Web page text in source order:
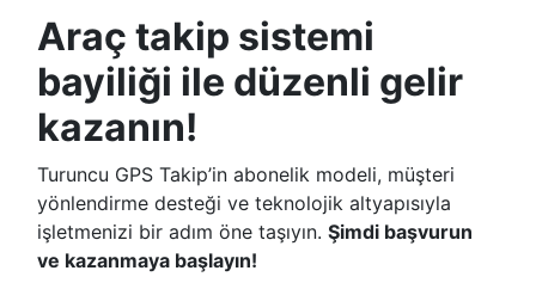
Araç takip sistemi
bayiliği ile düzenli gelir
kazanın!
Turuncu GPS Takip’in abonelik modeli, müşteri
yönlendirme desteği ve teknolojik altyapısıyla
işletmenizi bir adım öne taşıyın. Şimdi başvurun
ve kazanmaya başlayın!